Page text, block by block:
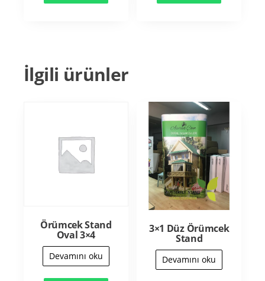
İlgili ürünler
Örümcek Stand
Oval 3×4
Devamını oku
3×1 Düz Örümcek
Stand
Devamını oku